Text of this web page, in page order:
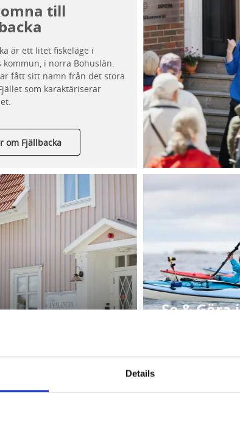
Details
till
är ett litet fiskeläge i
kommun, i norra Bohuslän.
fått sitt namn från det stora
som karaktäriserar
om Fjällbacka
Se & Göra i